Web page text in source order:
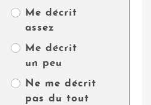
Me décrit
assez
Me décrit
un peu
Ne me décrit
pas du tout